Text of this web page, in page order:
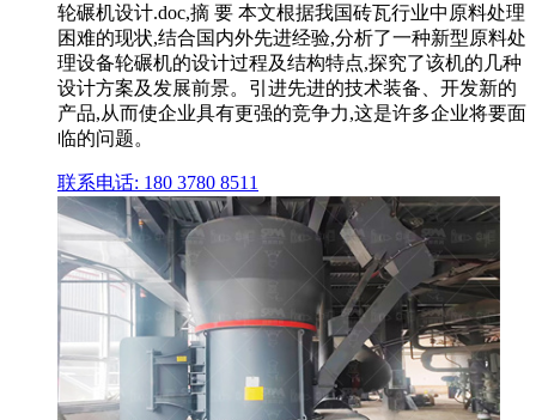
轮碾机设计.doc,摘 要 本文根据我国砖瓦行业中原料处理
困难的现状,结合国内外先进经验,分析了一种新型原料处
理设备轮碾机的设计过程及结构特点,探究了该机的几种
设计方案及发展前景。引进先进的技术装备、开发新的
产品,从而使企业具有更强的竞争力,这是许多企业将要面
临的问题。
联系电话: 180 3780 8511